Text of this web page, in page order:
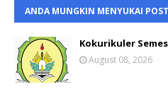
ANDA MUNGKIN MENYUKAI
Kokurikuler
August 08, 2026